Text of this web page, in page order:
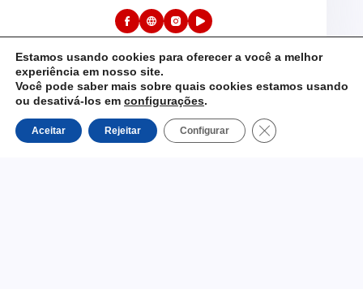
Estamos usando cookies para oferecer a você a melhor
experiência em nosso site.
Você pode saber mais sobre quais cookies estamos usando ou
desativá-los em configurações.
Aceitar Rejeitar Configurar Close GDPR Cookie